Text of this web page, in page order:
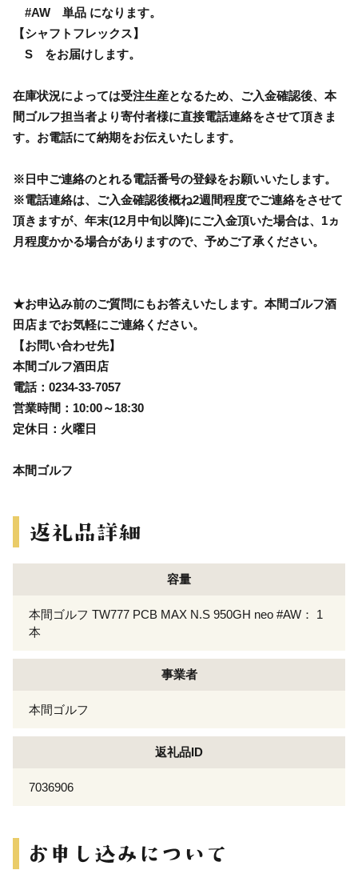
#AW 単品 になります。
【シャフトフレックス】
S をお届けします。
在庫状況によっては受注生産となるため、ご入金確認後、本
間ゴルフ担当者より寄付者様に直接電話連絡をさせて頂きま
す。お電話にて納期をお伝えいたします。
※日中ご連絡のとれる電話番号の登録をお願いいたします。
※電話連絡は、ご入金確認後概ね2週間程度でご連絡をさせて
頂きますが、年末(12月中旬以降)にご入金頂いた場合は、1ヵ
月程度かかる場合がありますので、予めご了承ください。
★お申込み前のご質問にもお答えいたします。本間ゴルフ酒
田店までお気軽にご連絡ください。
【お問い合わせ先】
本間ゴルフ酒田店
電話：0234-33-7057
営業時間：10:00～18:30
定休日：火曜日
本間ゴルフ
容量
本間ゴルフ TW777 PCB MAX N.S 950GH neo #AW： 1
本
事業者
本間ゴルフ
返礼品ID
7036906